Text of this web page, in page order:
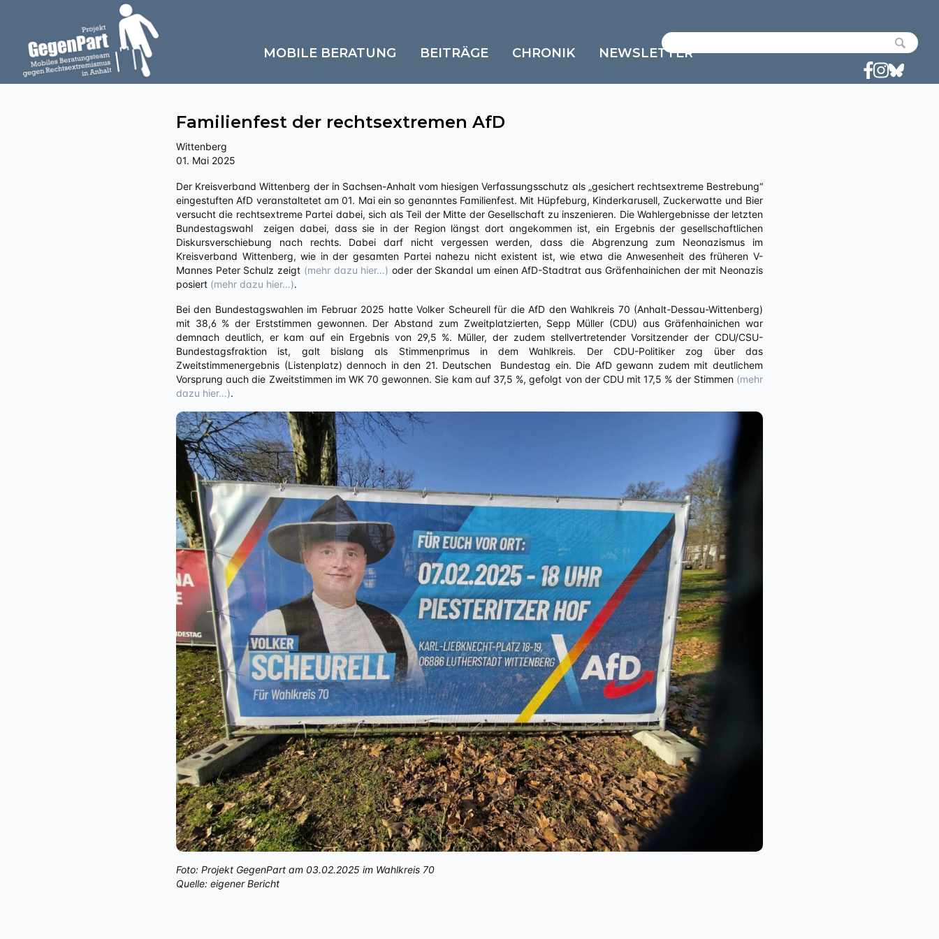
MOBILE BERATUNG BEITRÄGE CHRONIK NEWSLETTER
Familienfest der rechtsextremen AfD
Wittenberg
01. Mai 2025
Der Kreisverband Wittenberg der in Sachsen-Anhalt vom hiesigen Verfassungsschutz als „gesichert rechtsextreme Bestrebung“
eingestuften AfD veranstaltetet am 01. Mai ein so genanntes Familienfest. Mit Hüpfeburg, Kinderkarusell, Zuckerwatte und Bier
versucht die rechtsextreme Partei dabei, sich als Teil der Mitte der Gesellschaft zu inszenieren. Die Wahlergebnisse der letzten
Bundestagswahl zeigen dabei, dass sie in der Region längst dort angekommen ist, ein Ergebnis der gesellschaftlichen
Diskursverschiebung nach rechts. Dabei darf nicht vergessen werden, dass die Abgrenzung zum Neonazismus im
Kreisverband Wittenberg, wie in der gesamten Partei nahezu nicht existent ist, wie etwa die Anwesenheit des früheren V-
Mannes Peter Schulz zeigt (mehr dazu hier…) oder der Skandal um einen AfD-Stadtrat aus Gräfenhainichen der mit Neonazis
posiert (mehr dazu hier…).
Bei den Bundestagswahlen im Februar 2025 hatte Volker Scheurell für die AfD den Wahlkreis 70 (Anhalt-Dessau-Wittenberg)
mit 38,6 % der Erststimmen gewonnen. Der Abstand zum Zweitplatzierten, Sepp Müller (CDU) aus Gräfenhainichen war
demnach deutlich, er kam auf ein Ergebnis von 29,5 %. Müller, der zudem stellvertretender Vorsitzender der CDU/CSU-
Bundestagsfraktion ist, galt bislang als Stimmenprimus in dem Wahlkreis. Der CDU-Politiker zog über das
Zweitstimmenergebnis (Listenplatz) dennoch in den 21. Deutschen Bundestag ein. Die AfD gewann zudem mit deutlichem
Vorsprung auch die Zweitstimmen im WK 70 gewonnen. Sie kam auf 37,5 %, gefolgt von der CDU mit 17,5 % der Stimmen (mehr
dazu hier…).
Foto: Projekt GegenPart am 03.02.2025 im Wahlkreis 70
Quelle: eigener Bericht